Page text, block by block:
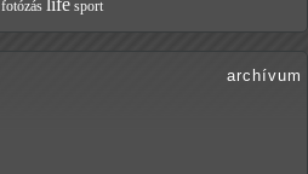
fotózás life sport
archívum